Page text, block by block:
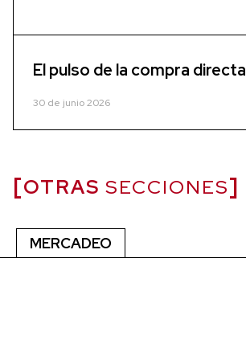
El pulso de la compra directa
30 de junio 2026
OTRAS SECCIONES
MERCADEO